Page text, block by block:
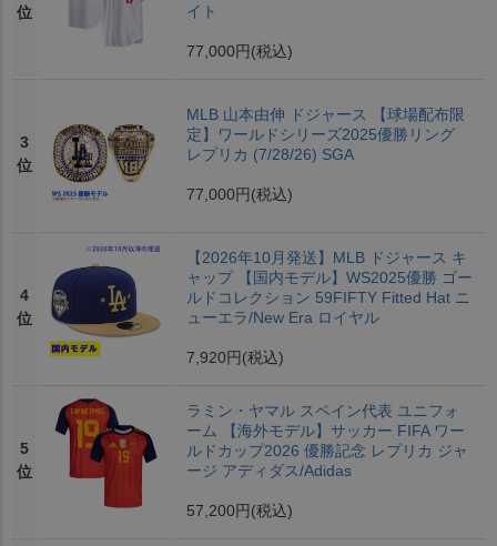
位
イト
77,000円 (税込)
3
位
MLB 山本由伸 ドジャース 【球場配布限
定】ワールドシリーズ2025優勝リング
レプリカ (7/28/26) SGA
77,000円 (税込)
4
位
【2026年10月発送】MLB ドジャース キ
ャップ 【国内モデル】WS2025優勝 ゴー
ルドコレクション 59FIFTY Fitted Hat ニ
ューエラ/New Era ロイヤル
7,920円 (税込)
5
位
ラミン・ヤマル スペイン代表 ユニフォ
ーム 【海外モデル】サッカー FIFA ワー
ルドカップ2026 優勝記念 レプリカ ジャ
ージ アディダス/Adidas
57,200円 (税込)